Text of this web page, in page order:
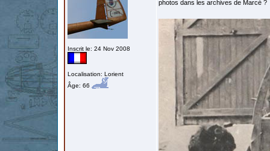
Inscrit le: 24 Nov 2008
Localisation: Lorient
Âge: 66
photos dans les archives de Marcé ?